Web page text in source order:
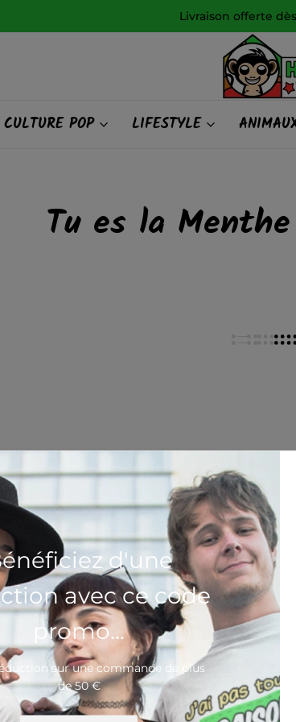
Livraison offerte dès
CULTURE POP LIFESTYLE
Tu es la
d'une
avec ce code
promo...
sur une commande de plus
de 50 €